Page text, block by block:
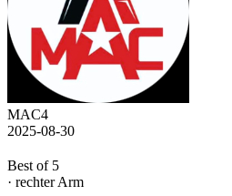
MAC4
2025-08-30
Best of 5
· rechter Arm